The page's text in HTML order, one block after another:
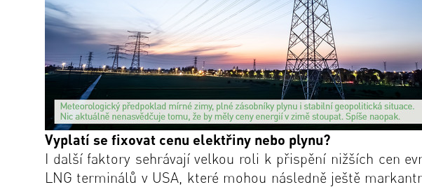
Vyplatí se fixovat cenu elektřiny nebo plynu?
I další faktory sehrávají velkou roli k přispění nižších cen
LNG terminálů v USA, které mohou následně ještě